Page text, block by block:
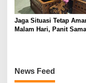
Jaga Situasi Tetap
Malam Hari, Panit
News Feed